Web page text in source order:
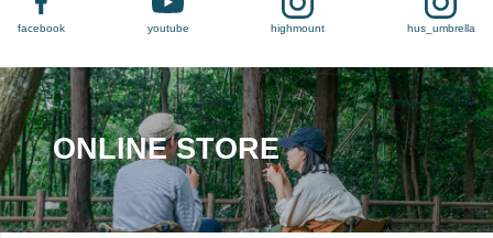
facebook youtube highmount hus_umbrella
ONLINE STORE